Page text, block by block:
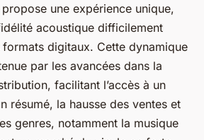
une expérience unique,
acoustique difficilement
digitaux. Cette dynamique
par les avancées dans la
facilitant l’accès à un
résumé, la hausse des ventes et
genres, notamment la musique